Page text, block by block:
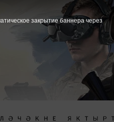
закрытие баннера через